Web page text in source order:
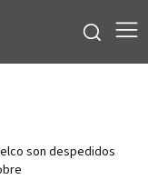
son despedidos